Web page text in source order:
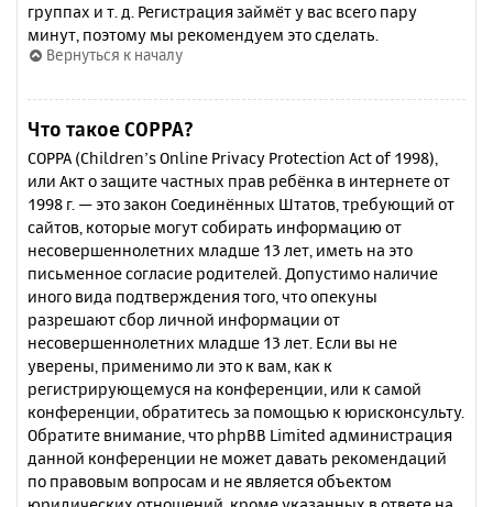
группах и т. д. Регистрация займёт у вас всего пару
минут, поэтому мы рекомендуем это сделать.
Вернуться к началу
Что такое COPPA?
COPPA (Children’s Online Privacy Protection Act of 1998),
или Акт о защите частных прав ребёнка в интернете от
1998 г. — это закон Соединённых Штатов, требующий от
сайтов, которые могут собирать информацию от
несовершеннолетних младше 13 лет, иметь на это
письменное согласие родителей. Допустимо наличие
иного вида подтверждения того, что опекуны
разрешают сбор личной информации от
несовершеннолетних младше 13 лет. Если вы не
уверены, применимо ли это к вам, как к
регистрирующемуся на конференции, или к самой
конференции, обратитесь за помощью к юрисконсульту.
Обратите внимание, что phpBB Limited администрация
данной конференции не может давать рекомендаций
по правовым вопросам и не является объектом